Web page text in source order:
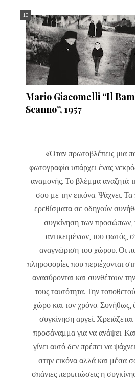
Mario Giacomelli “Il
Scanno”, 1957
«Όταν πρωτοβλέπεις μια
φωτογραφία υπάρχει ένας
αναμονής. Το βλέμμα αναζητά
σου με την εικόνα. Ψάχνει.
ερεθίσματα σε οδηγούν
συγκίνηση των προσώπων,
αντικειμένων, του φωτός,
αναγνώριση του χώρου. Οι
πληροφορίες που περιέχονται
ανασύρονται και συνθέτουν
τους ταυτότητα. Την
χώρο και τον χρόνο. Συνήθως,
συγκίνηση αργεί.
προσάναμμα για να ανάψει.
γίνει αυτό δεν πρέπει να
στην εικόνα αλλά και μέσα
σπάνιες περιπτώσεις η